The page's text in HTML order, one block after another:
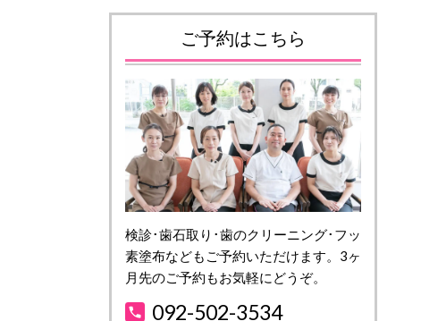
ご予約はこちら
検診･歯石取り･歯のクリーニング･フッ
素塗布などもご予約いただけます。3ヶ
月先のご予約もお気軽にどうぞ。
092-502-3534